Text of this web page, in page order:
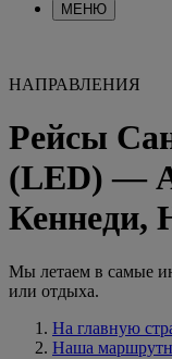
МЕНЮ
НАПРАВЛЕНИЯ
Рейсы
(LED) —
Кеннеди,
Мы летаем в самые
или отдыха.
На главную
Наша